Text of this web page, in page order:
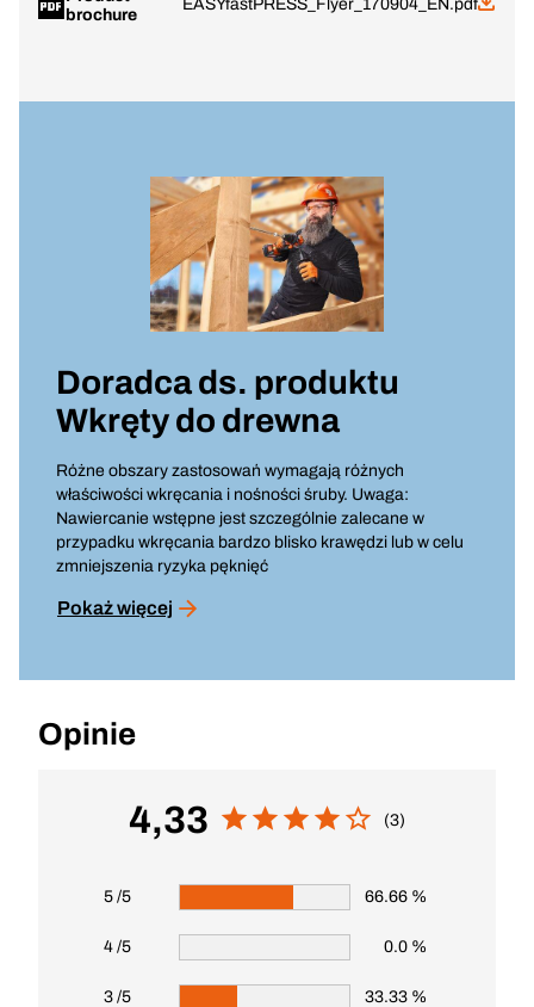
brochure
EASYfastPRESS_Flyer_170904_EN.pdf
Doradca ds. produktu
Wkręty do drewna
Różne obszary zastosowań wymagają różnych
właściwości wkręcania i nośności śruby. Uwaga:
Nawiercanie wstępne jest szczególnie zalecane w
przypadku wkręcania bardzo blisko krawędzi lub w celu
zmniejszenia ryzyka pęknięć
Pokaż więcej
Opinie
4,33 (3)
5 /5 66.66 %
4 /5 0.0 %
3 /5 33.33 %